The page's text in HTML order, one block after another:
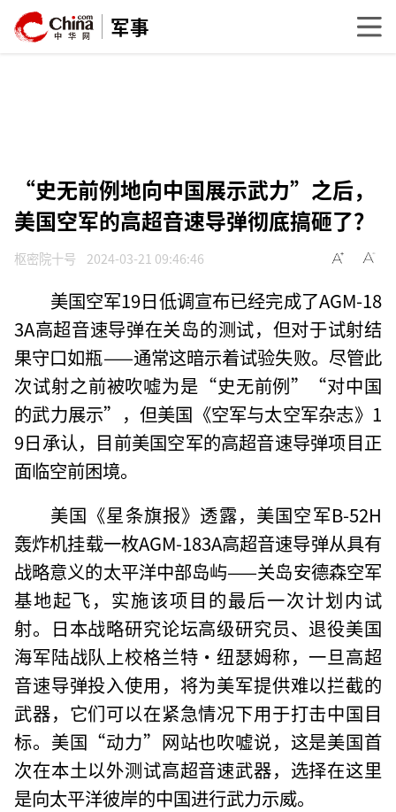
军事
“史无前例地向中国展示武力”之后，
美国空军的高超音速导弹彻底搞砸了？
枢密院十号 2024-03-21 09:46:46
美国空军19日低调宣布已经完成了AGM-18
3A高超音速导弹在关岛的测试，但对于试射结
果守口如瓶——通常这暗示着试验失败。尽管此
次试射之前被吹嘘为是“史无前例”“对中国
的武力展示”，但美国《空军与太空军杂志》1
9日承认，目前美国空军的高超音速导弹项目正
面临空前困境。
美国《星条旗报》透露，美国空军B-52H
轰炸机挂载一枚AGM-183A高超音速导弹从具有
战略意义的太平洋中部岛屿——关岛安德森空军
基地起飞，实施该项目的最后一次计划内试
射。日本战略研究论坛高级研究员、退役美国
海军陆战队上校格兰特•纽瑟姆称，一旦高超
音速导弹投入使用，将为美军提供难以拦截的
武器，它们可以在紧急情况下用于打击中国目
标。美国“动力”网站也吹嘘说，这是美国首
次在本土以外测试高超音速武器，选择在这里
是向太平洋彼岸的中国进行武力示威。